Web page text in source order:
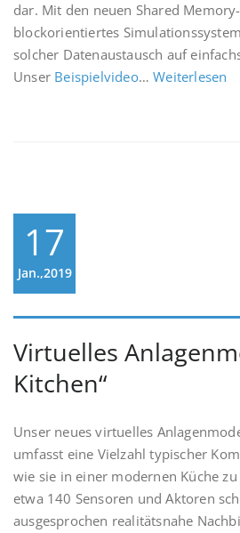
dar. Mit den neuen Shared
blockorientiertes
solcher Datenaustausch auf
Unser Beispielvideo…Weiterlesen
17
Jan.,2019
Virtuelles
Kitchen“
Unser neues virtuelles
umfasst eine Vielzahl typischer
wie sie in einer modernen Küche
etwa 140 Sensoren und Aktoren
ausgesprochen realitätsnahe